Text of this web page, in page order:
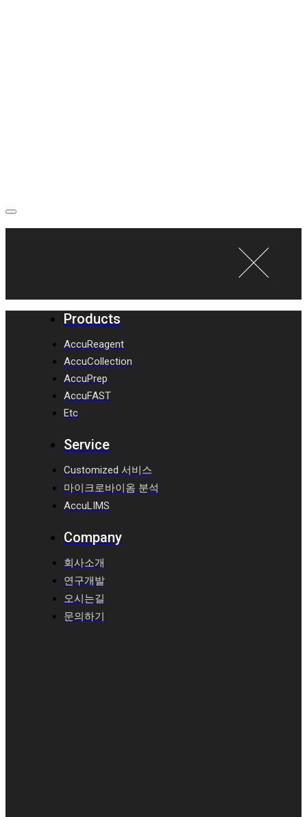
Products
AccuReagent
AccuCollection
AccuPrep
AccuFAST
Etc
Service
Customized 서비스
마이크로바이옴 분석
AccuLIMS
Company
회사소개
연구개발
오시는길
문의하기